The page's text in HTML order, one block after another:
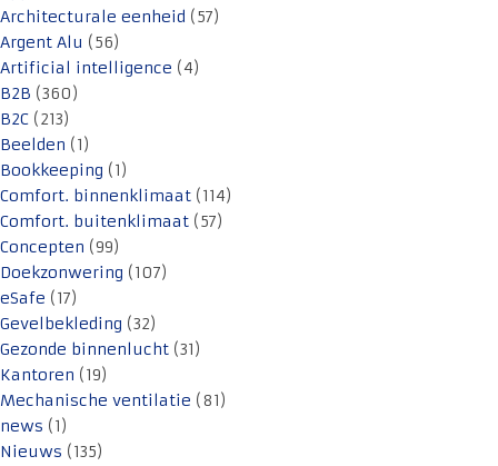
Architecturale eenheid (57)
Argent Alu (56)
Artificial intelligence (4)
B2B (360)
B2C (213)
Beelden (1)
Bookkeeping (1)
Comfort. binnenklimaat (114)
Comfort. buitenklimaat (57)
Concepten (99)
Doekzonwering (107)
eSafe (17)
Gevelbekleding (32)
Gezonde binnenlucht (31)
Kantoren (19)
Mechanische ventilatie (81)
news (1)
Nieuws (135)